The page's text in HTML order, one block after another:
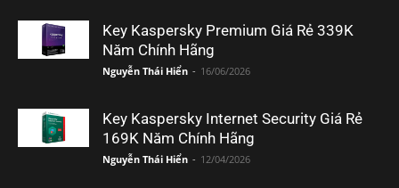
Key Kaspersky Premium Giá Rẻ 339K
Năm Chính Hãng
Nguyễn Thái Hiển - 16/06/2026
Key Kaspersky Internet Security Giá Rẻ
169K Năm Chính Hãng
Nguyễn Thái Hiển - 12/04/2026